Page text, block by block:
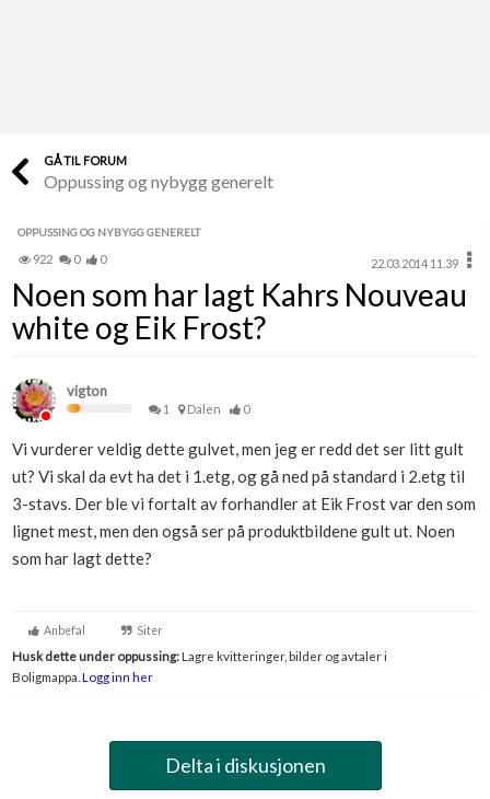
Finn håndverkere
Papirer som mangler
Skaff dokumentasjon som mangler
Kundeservice
Se din bolig? Klikk her
Boligmappa+
Få mer ut av Boligmappa
GÅ TIL FORUM
Oppussing og nybygg generelt
OPPUSSING OG NYBYGG GENERELT
922 0 0 22.03.2014 11.39
Noen som har lagt Kahrs Nouveau
white og Eik Frost?
vigton
1 Dalen 0
Vi vurderer veldig dette gulvet, men jeg er redd det ser litt gult
ut? Vi skal da evt ha det i 1.etg, og gå ned på standard i 2.etg til
3-stavs. Der ble vi fortalt av forhandler at Eik Frost var den som
lignet mest, men den også ser på produktbildene gult ut. Noen
som har lagt dette?
Anbefal Siter
Husk dette under oppussing:Lagre kvitteringer, bilder og avtaler i
Boligmappa. Logg inn her
Delta i diskusjonen